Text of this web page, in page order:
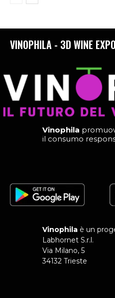
VINOPHILA - 3D WINE EXPO
Vinophila
il consumo
Vinophila è un
Labhornet S.r.l.
Via Milano, 5
34132 Trieste